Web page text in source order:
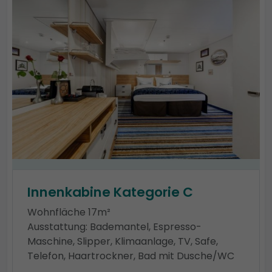
Innenkabine Kategorie C
Wohnfläche 17m²
Ausstattung: Bademantel, Espresso-
Maschine, Slipper, Klimaanlage, TV, Safe,
Telefon, Haartrockner, Bad mit Dusche/WC